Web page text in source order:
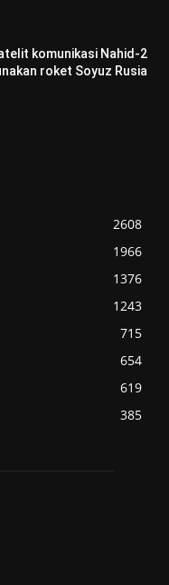
komunikasi Nahid-2
roket Soyuz Rusia
2608
1966
1376
1243
715
654
619
385